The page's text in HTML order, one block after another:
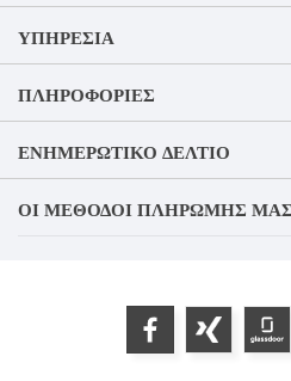
ΥΠΗΡΕΣΊΑ
ΠΛΗΡΟΦΟΡΊΕΣ
ΕΝΗΜΕΡΩΤΙΚΌ ΔΕΛΤΊΟ
ΟΙ ΜΈΘΟΔΟΙ ΠΛΗΡΩΜΉΣ ΜΑΣ